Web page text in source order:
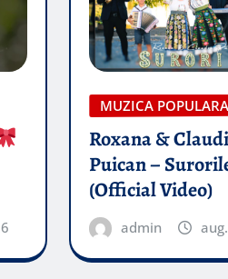
MUZICA POPULARA
Roxana &
Puican –
(Official Video)
admin